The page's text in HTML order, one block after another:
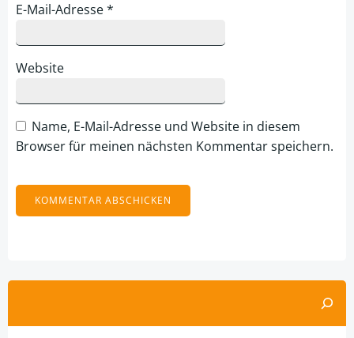
E-Mail-Adresse*
Website
Name, E-Mail-Adresse und Website in diesem
Browser für meinen nächsten Kommentar speichern.